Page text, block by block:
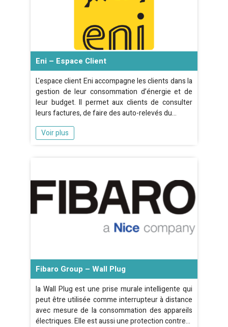
Eni – Espace Client
L'espace client Eni accompagne les clients dans la
gestion de leur consommation d’énergie et de
leur budget. Il permet aux clients de consulter
leurs factures, de faire des auto-relevés du…
Voir plus
Fibaro Group – Wall Plug
la Wall Plug est une prise murale intelligente qui
peut être utilisée comme interrupteur à distance
avec mesure de la consommation des appareils
électriques. Elle est aussi une protection contre…